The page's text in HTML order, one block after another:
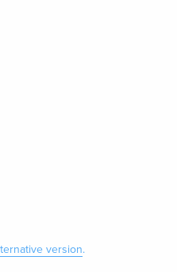
version.